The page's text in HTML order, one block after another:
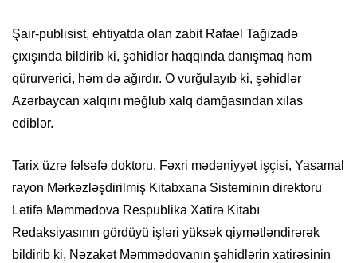
Şair-publisist, ehtiyatda olan zabit Rafael Tağızadə
çıxışında bildirib ki, şəhidlər haqqında danışmaq həm
qürurverici, həm də ağırdır. O vurğulayıb ki, şəhidlər
Azərbaycan xalqını məğlub xalq damğasından xilas
ediblər.
Tarix üzrə fəlsəfə doktoru, Fəxri mədəniyyət işçisi, Yasamal
rayon Mərkəzləşdirilmiş Kitabxana Sisteminin direktoru
Lətifə Məmmədova Respublika Xatirə Kitabı
Redaksiyasının gördüyü işləri yüksək qiymətləndirərək
bildirib ki, Nəzakət Məmmədovanın şəhidlərin xatirəsinin